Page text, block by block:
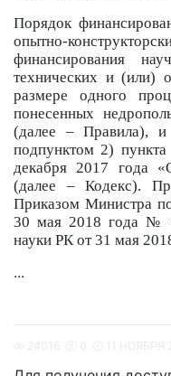
Порядок
опытно-
финансирования
технических и (или)
размере одного
понесенных
(далее – Правила), и
подпунктом 2)
декабря 2017 года
(далее – Кодекс).
Приказом Министра
30 мая 2018 года №
науки РК от 31 мая
...